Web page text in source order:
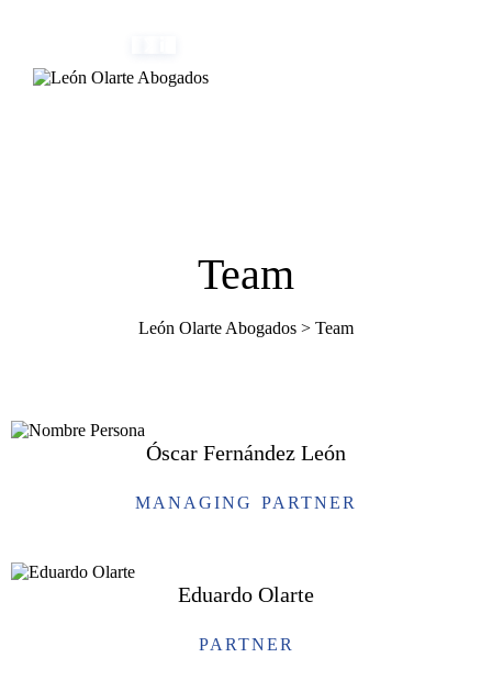
Team
León Olarte Abogados > Team
Óscar Fernández León
MANAGING PARTNER
Eduardo Olarte
PARTNER